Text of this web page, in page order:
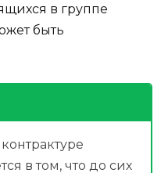
в группе
быть
в том, что до сих